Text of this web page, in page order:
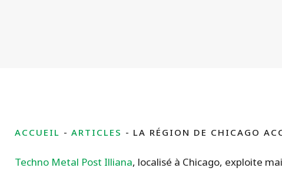
ACCUEIL ARTICLES LA RÉGION DE CHICAGO
Techno Metal Post Illiana, localisé à Chicago, exploite